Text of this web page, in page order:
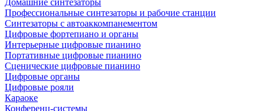
Домашние синтезаторы
Профессиональные синтезаторы и рабочие станции
Синтезаторы с автоаккомпанементом
Цифровые фортепиано и органы
Интерьерные цифровые пианино
Портативные цифровые пианино
Сценические цифровые пианино
Цифровые органы
Цифровые рояли
Караоке
Конференц-системы